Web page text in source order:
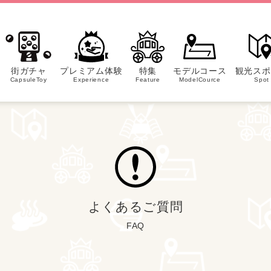
街ガチャ
CapsuleToy
プレミアム体験
Experience
特集
Feature
モデルコース
ModelCource
観光スポ
Spot
よくあるご質問
FAQ